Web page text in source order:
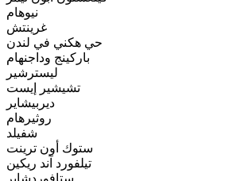
نيوهام
غرينتش
حي هكني في لندن
باركينج وداجنهام
ليسترشير
تشيشير إيست
ديربيشاير
روثيرهام
شفيلد
ستوك أون ترينت
تيلفورد آند ريكين